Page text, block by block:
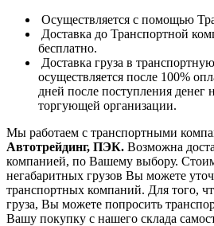
Осуществляется с помощью
Доставка до Транспортной
бесплатно.
Доставка груза в
осуществляется после 100%
дней после поступления денег
торгующей организации.
Мы работаем с транспортными
Автотрейдинг, ПЭК. Возможна
компанией, по Вашему выбору.
негабаритных грузов Вы можете
транспортных компаний. Для того,
груза, Вы можете попросить
Вашу покупку с нашего склада